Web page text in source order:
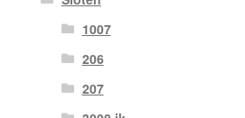
1007
206
207